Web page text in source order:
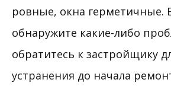
ровные, окна герметичные.
обнаружите какие-либо
обратитесь к застройщику
устранения до начала